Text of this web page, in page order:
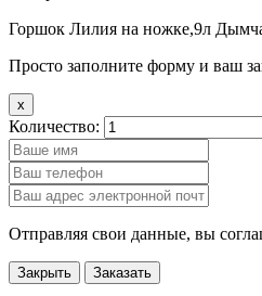
Горшок Лилия на ножке,9л
Просто заполните форму и ваш
x
Количество:
Отправляя свои данные, вы
Закрыть Заказать